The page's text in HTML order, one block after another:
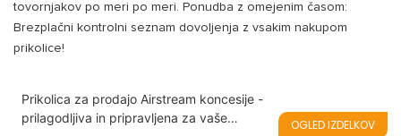
tovornjakov po meri po meri. Ponudba z omejenim časom:
Brezplačni kontrolni seznam dovoljenja z vsakim nakupom
prikolice!
Prikolica za prodajo Airstream koncesije -
prilagodljiva in pripravljena za vaše
OGLED IZDELKOV